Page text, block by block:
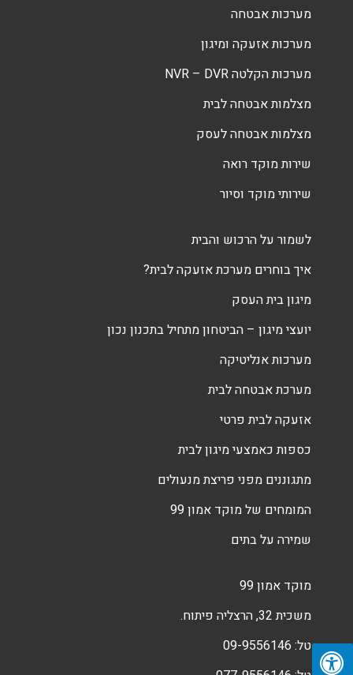
מערכות אבטחה
מערכות אזעקה ומיגון
מערכות הקלטה NVR – DVR
מצלמות אבטחה לבית
מצלמות אבטחה לעסק
שירות מוקד רואה
שירותי מוקד וסיור
לשמור על הרכוש והבית
איך בוחרים מערכת אזעקה לבית?
מיגון בית העסק
יועצי מיגון – הביטחון מתחיל בתכנון נכון
מערכות אנליטיקה
מערכת אבטחה לבית
אזעקה לבית פרטי
כספות כאמצעי מיגון לבית
מתגוננים מפני פריצת מנעולים
המומחים של מוקד אמון 99
שמירה על בתים
מוקד אמון 99
משכית 32, הרצליה פיתוח.
טל: 09-9556146